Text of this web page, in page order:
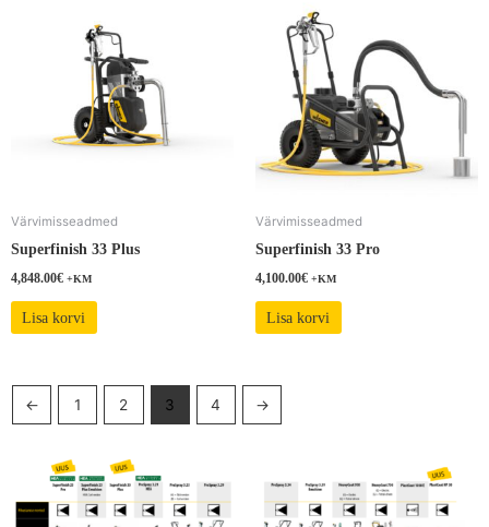
Värvimisseadmed
Superfinish 33 Plus
4,848.00€ +KM
Lisa korvi
Värvimisseadmed
Superfinish 33 Pro
4,100.00€ +KM
Lisa korvi
← 1 2 3 4 →